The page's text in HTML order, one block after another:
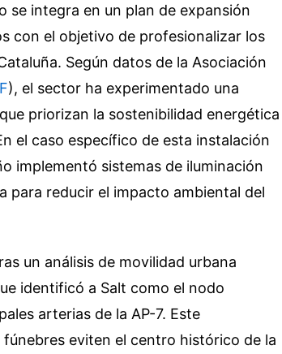
se integra en un plan de expansión
con el objetivo de profesionalizar los
Según datos de la Asociación
), el sector ha experimentado una
priorizan la sostenibilidad energética
el caso específico de esta instalación
implementó sistemas de iluminación
para reducir el impacto ambiental del
un análisis de movilidad urbana
identificó a Salt como el nodo
arterias de la AP-7. Este
eviten el centro histórico de la